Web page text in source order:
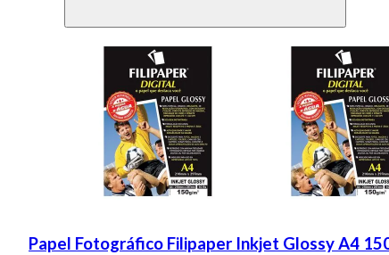
Papel Fotográfico Filipaper Inkjet Glossy A4